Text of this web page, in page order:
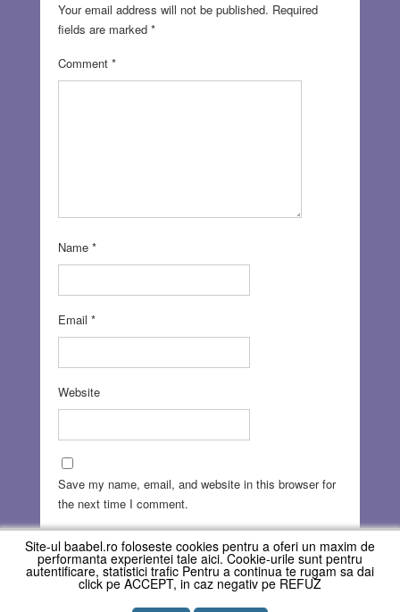
Your email address will not be published. Required
fields are marked *
Comment *
Name *
Email *
Website
Save my name, email, and website in this browser for
the next time I comment.
Site-ul baabel.ro foloseste cookies pentru a oferi un maxim de
performanta experientei tale aici. Cookie-urile sunt pentru
autentificare, statistici trafic Pentru a continua te rugam sa dai
click pe ACCEPT, in caz negativ pe REFUZ